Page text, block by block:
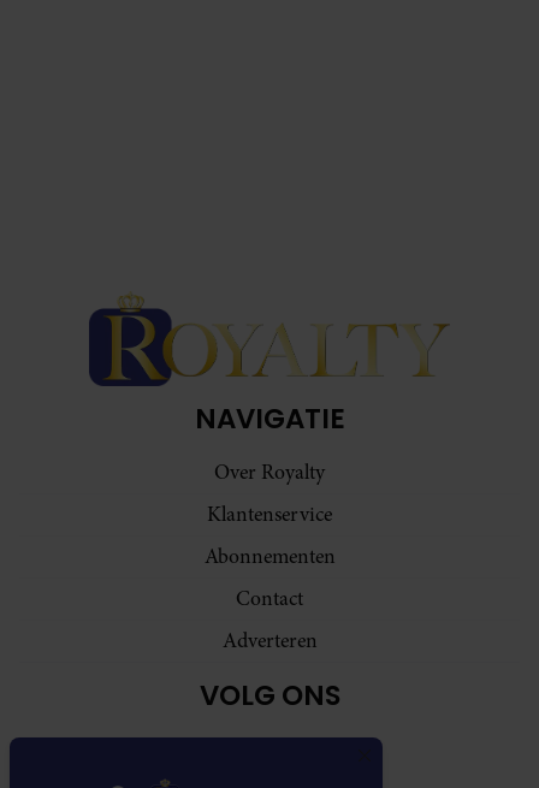
NAVIGATIE
Over Royalty
Klantenservice
Abonnementen
Contact
Adverteren
VOLG ONS